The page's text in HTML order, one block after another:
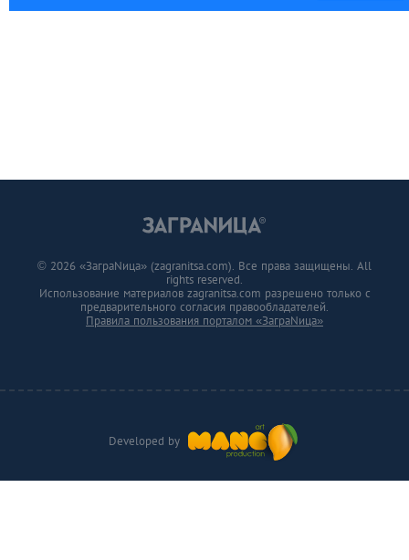
Developed by
© 2026 «ЗаграNица» (zagranitsa.com). Все права защищены. All
rights reserved.
Использование материалов zagranitsa.com разрешено только с
предварительного согласия правообладателей.
Правила пользования порталом «ЗаграNица»